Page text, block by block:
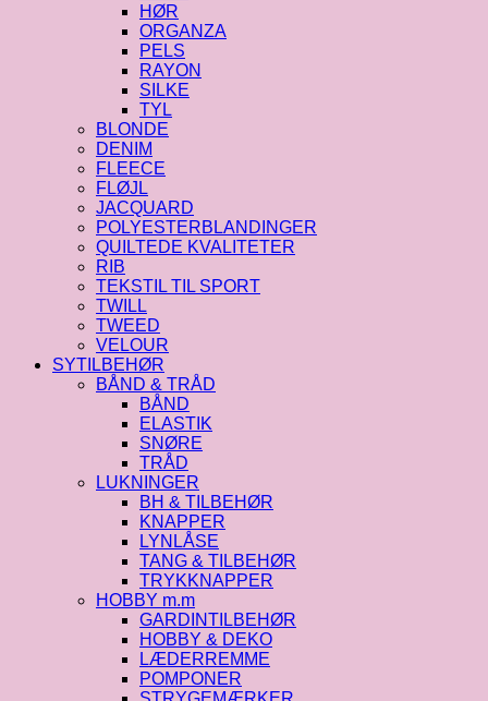
HØR
ORGANZA
PELS
RAYON
SILKE
TYL
BLONDE
DENIM
FLEECE
FLØJL
JACQUARD
POLYESTERBLANDINGER
QUILTEDE KVALITETER
RIB
TEKSTIL TIL SPORT
TWILL
TWEED
VELOUR
SYTILBEHØR
BÅND & TRÅD
BÅND
ELASTIK
SNØRE
TRÅD
LUKNINGER
BH & TILBEHØR
KNAPPER
LYNLÅSE
TANG & TILBEHØR
TRYKKNAPPER
HOBBY m.m
GARDINTILBEHØR
HOBBY & DEKO
LÆDERREMME
POMPONER